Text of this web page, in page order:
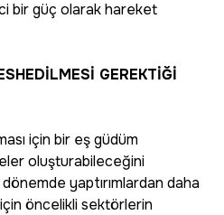
bir güç olarak hareket
GEREKTİĞİ
için bir eş güdüm
oluşturabileceğini
yaptırımlardan daha
öncelikli sektörlerin